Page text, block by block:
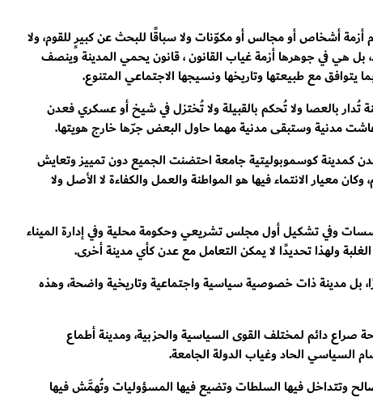
أشخاص أو مجالس أو مكوّنات ولا سباقًا للبحث عن كبيرٍ للقوم، ولا
بل هي في جوهرها أزمة غياب القانون ، قانون يحمي المدينة وينصف
بما يتوافق مع طبيعتها وتاريخها ونسيجها الاجتماعي المتنوع.
تُدار بالعصا ولا تُحكم بالقبيلة ولا تُختزل في شيخ أو عسكري فعدن
مدنية وستبقى مدنية مهما حاول البعض جرّها خارج هويتها.
كمدينة كوسموبوليتية جامعة احتضنت الجميع دون تمييز وتعايش
معيار الانتماء فيها هو المواطنة والعمل والكفاءة لا الأصل ولا
وفي تشكيل أول مجلس تشريعي وحكومة محلية وفي إدارة الميناء
الغلبة ولهذا تحديدًا لا يمكن التعامل مع عدن كأي مدينة أخرى.
بل مدينة ذات خصوصية سياسية واجتماعية وتاريخية واضحة، وهذه
صراع دائم لمختلف القوى السياسية والحزبية، ومدينة أطماع
السياسي الحاد وغياب الدولة الجامعة.
وتتداخل فيها السلطات وتضيع فيها المسؤوليات وتُهمَّش فيها